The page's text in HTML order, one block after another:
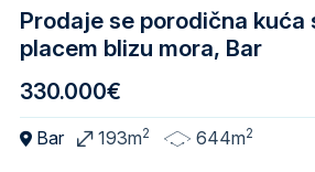
Prodaje se porodična kuća
placem blizu mora, Bar
330.000€
Bar 193m2 644m2